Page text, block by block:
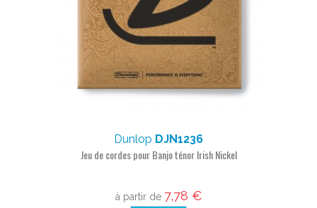
Dunlop DJN1236
Jeu de cordes pour Banjo ténor Irish Nickel
à partir de 7,78 €